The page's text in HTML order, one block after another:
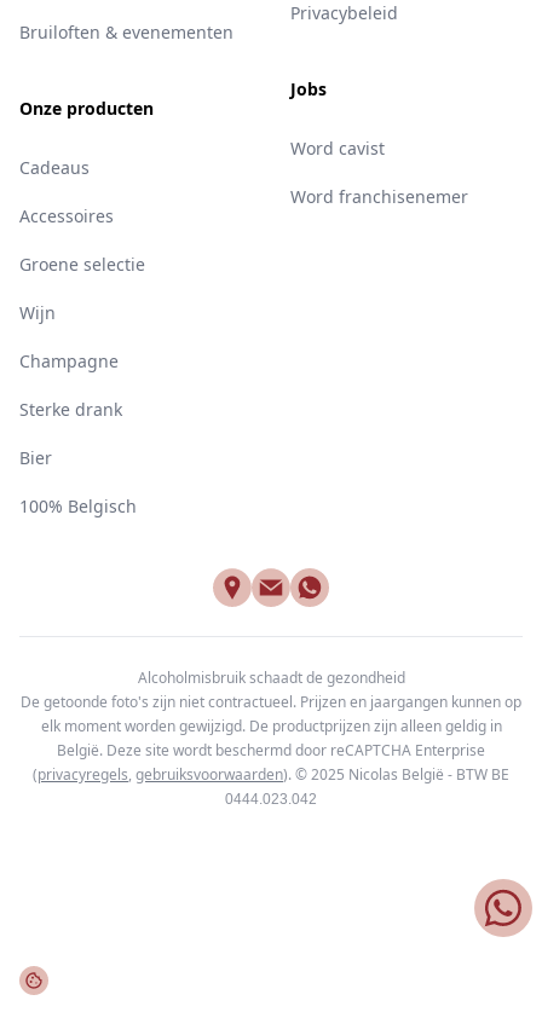
Bruiloften & evenementen
Onze producten
Cadeaus
Accessoires
Groene selectie
Wijn
Champagne
Sterke drank
Bier
100% Belgisch
Privacybeleid
Jobs
Word cavist
Word franchisenemer
Alcoholmisbruik schaadt de gezondheid
De getoonde foto's zijn niet contractueel. Prijzen en jaargangen kunnen op
elk moment worden gewijzigd. De productprijzen zijn alleen geldig in
België. Deze site wordt beschermd door reCAPTCHA Enterprise
(privacyregels, gebruiksvoorwaarden). © 2025 Nicolas België - BTW BE
0444.023.042